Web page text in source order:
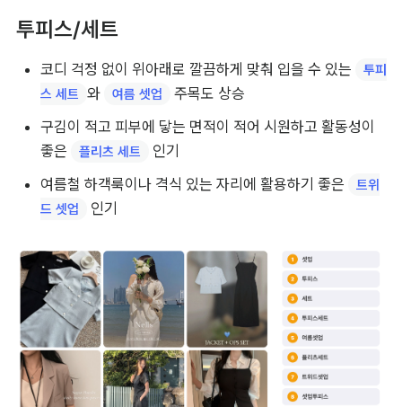
투피스/세트
코디 걱정 없이 위아래로 깔끔하게 맞춰 입을 수 있는
투피
스 세트 와 여름 셋업
주목도 상승
구김이 적고 피부에 닿는 면적이 적어 시원하고 활동성이
좋은
플리츠 세트
인기
여름철 하객룩이나 격식 있는 자리에 활용하기 좋은
트위
드 셋업
인기